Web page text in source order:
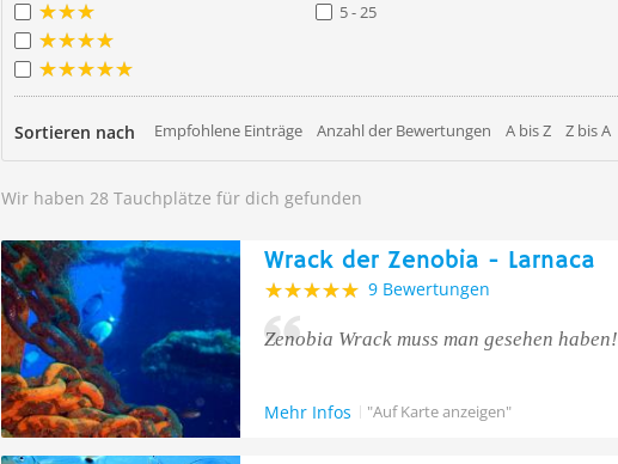
5 - 25
Sortieren nach Empfohlene Einträge Anzahl der Bewertungen A bis Z Z bis A
Wir haben 28 Tauchplätze für dich gefunden
Wrack der Zenobia - Larnaca
9 Bewertungen
Zenobia Wrack muss man gesehen haben!
Mehr Infos "Auf Karte anzeigen"